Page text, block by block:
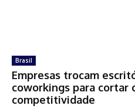
Brasil
Empresas trocam
coworkings para cortar
competitividade